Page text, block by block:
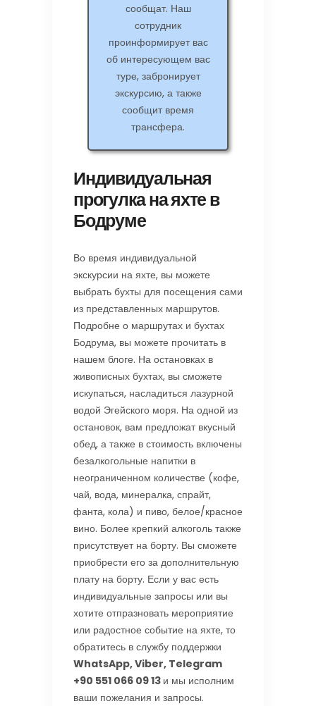
сообщат. Наш
сотрудник
проинформирует вас
об интересующем вас
туре, забронирует
экскурсию, а также
сообщит время
трансфера.
Индивидуальная
прогулка на яхте в
Бодруме
Во время индивидуальной
экскурсии на яхте, вы можете
выбрать бухты для посещения сами
из представленных маршрутов.
Подробне о маршрутах и бухтах
Бодрума, вы можете прочитать в
нашем блоге. На остановках в
живописных бухтах, вы сможете
искупаться, насладиться лазурной
водой Эгейского моря. На одной из
остановок, вам предложат вкусный
обед, а также в стоимость включены
безалкогольные напитки в
неограниченном количестве (кофе,
чай, вода, минералка, спрайт,
фанта, кола) и пиво, белое/красное
вино. Более крепкий алкоголь также
присутствует на борту. Вы сможете
приобрести его за дополнительную
плату на борту. Если у вас есть
индивидуальные запросы или вы
хотите отпразновать мероприятие
или радостное событие на яхте, то
обратитесь в службу поддержки
WhatsApp, Viber, Telegram
+90 551 066 09 13 и мы исполним
ваши пожелания и запросы.